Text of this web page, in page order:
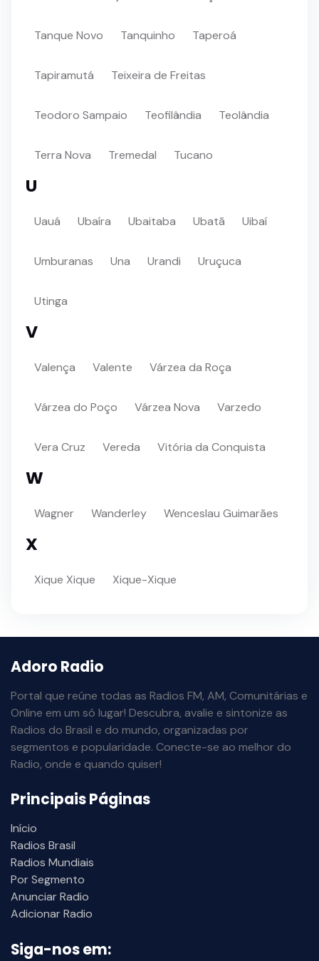
Tanque Novo Tanquinho Taperoá
Tapiramutá Teixeira de Freitas
Teodoro Sampaio Teofilândia Teolândia
Terra Nova Tremedal Tucano
U
Uauá Ubaíra Ubaitaba Ubatã Uibaí
Umburanas Una Urandi Uruçuca
Utinga
V
Valença Valente Várzea da Roça
Várzea do Poço Várzea Nova Varzedo
Vera Cruz Vereda Vitória da Conquista
W
Wagner Wanderley Wenceslau Guimarães
X
Xique Xique Xique-Xique
Adoro Radio
Portal que reúne todas as Radios FM, AM, Comunitárias e
Online em um só lugar! Descubra, avalie e sintonize as
Radios do Brasil e do mundo, organizadas por
segmentos e popularidade. Conecte-se ao melhor do
Radio, onde e quando quiser!
Principais Páginas
Início
Radios Brasil
Radios Mundiais
Por Segmento
Anunciar Radio
Adicionar Radio
Siga-nos em: